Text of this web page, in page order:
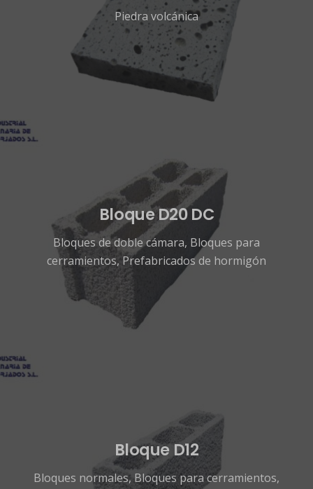
Piedra volcánica
Bloque D20 DC
Bloques de doble cámara, Bloques para
cerramientos, Prefabricados de hormigón
Bloque D12
Bloques normales, Bloques para cerramientos,